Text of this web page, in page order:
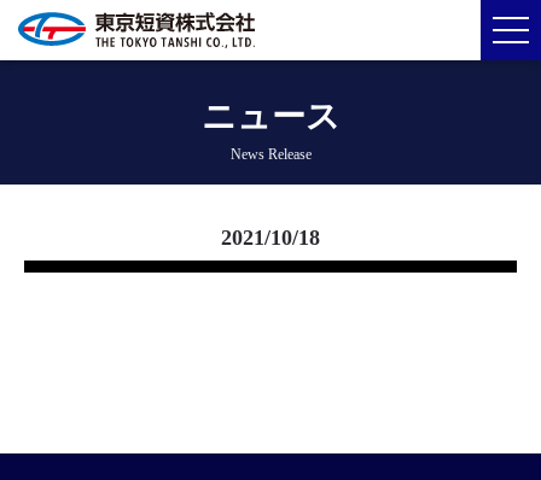
ニュース
News Release
2021/10/18